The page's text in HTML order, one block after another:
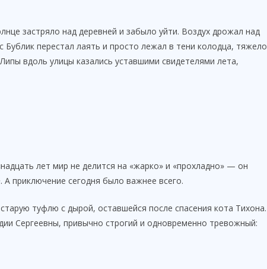
застряло над деревней и забыло уйти. Воздух дрожал над
перестал лаять и просто лежал в тени колодца, тяжело
вдоль улицы казались уставшими свидетелями лета,
лет мир не делится на «жарко» и «прохладно» — он
приключение сегодня было важнее всего.
туфлю с дырой, оставшейся после спасения кота Тихона.
Сергеевны, привычно строгий и одновременно тревожный: